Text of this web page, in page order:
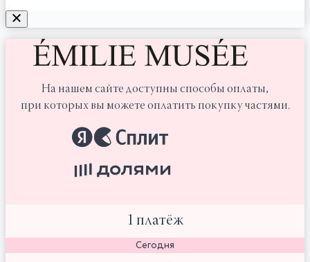
На нашем сайте доступны способы оплаты,
при которых вы можете оплатить покупку частями.
1 платёж
Сегодня